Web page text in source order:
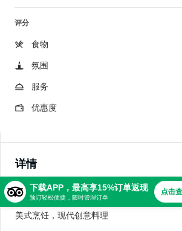
评分
食物
氛围
服务
优惠度
详情
美食
美式烹饪，现代创意料理
下载APP，最高享15%订单返现
预订轻松便捷，随时管理订单
点击